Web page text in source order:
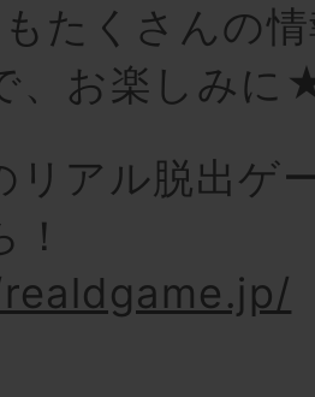
たくさんの
、お楽しみに
アル脱出ゲ